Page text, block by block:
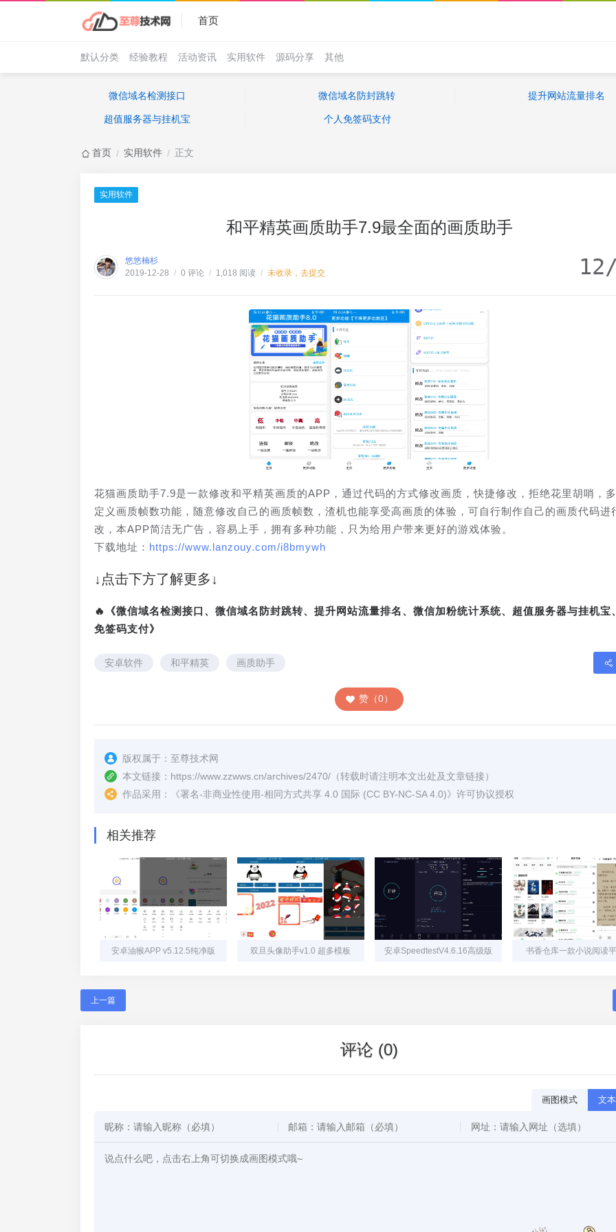
首页
默认分类 经验教程 活动资讯 实用软件 源码分享 其他
微信域名检测接口 微信域名防封跳转 提升网站流量排名
超值服务器与挂机宝 个人免签码支付
首页 / 实用软件 / 正文
实用软件
和平精英画质助手7.9最全面的画质助手
悠悠楠杉
2019-12-28 / 0 评论 / 1,018 阅读 / 未收录，去提交
花猫画质助手7.9是一款修改和平精英画质的APP，通过代码的方式修改画质，快捷修改，拒绝花里胡哨，
定义画质帧数功能，随意修改自己的画质帧数，渣机也能享受高画质的体验，可自行制作自己的画质代码进
改，本APP简洁无广告，容易上手，拥有多种功能，只为给用户带来更好的游戏体验。
下载地址： https://www.lanzouy.com/i8bmywh
↓点击下方了解更多↓
🔥《微信域名检测接口、微信域名防封跳转、提升网站流量排名、微信加粉统计系统、超值服务器与挂机宝
免签码支付》
安卓软件 和平精英 画质助手
赞（0）
版权属于： 至尊技术网
本文链接： https://www.zzwws.cn/archives/2470/ （转载时请注明本文出处及文章链接）
作品采用：
《署名-非商业性使用-相同方式共享 4.0 国际 (CC BY-NC-SA 4.0)》许可协议授权
相关推荐
安卓油猴APP v5.12.5纯净版 双旦头像助手v1.0 超多模板 安卓SpeedtestV4.6.16高级版 书香仓库一款小说阅读
上一篇
评论 (0)
画图模式 文